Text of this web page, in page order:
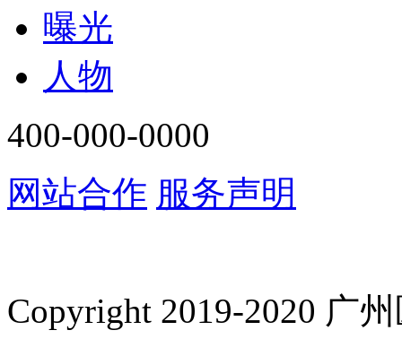
曝光
人物
400-000-0000
网站合作 服务声明
Copyright 2019-2020 广